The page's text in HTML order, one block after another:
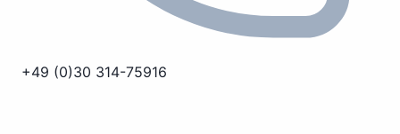
+49 (0)30 314-75916